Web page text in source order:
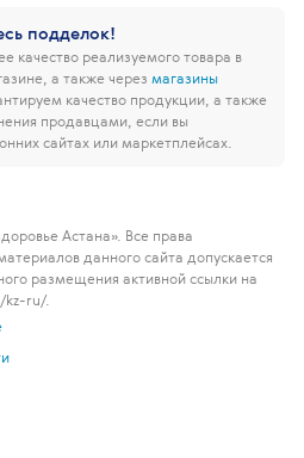
подделок!
реализуемого товара в
а также через магазины
качество продукции, а также
продавцами, если вы
сайтах или маркетплейсах.
Астана». Все права
данного сайта допускается
размещения активной ссылки на
kz-ru/.